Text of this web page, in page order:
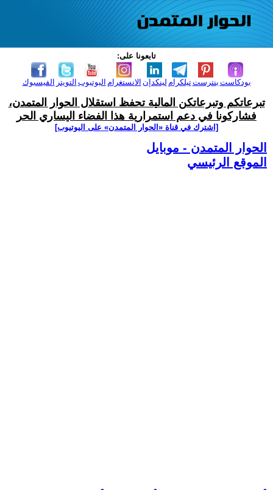
تابعونا على:
الفيسبوك التويتر اليوتيوب الانستغرام لينكدإن تيلكرامبنترست بودكاست
تبرعاتكم وتبرعاتكن المالية تحفظ استقلال الحوار المتمدن،
فشاركونا في دعم استمرارية هذا الفضاء اليساري الحر
[اشترك في قناة ‫«الحوار المتمدن» على اليوتيوب]
الحوار المتمدن - موبايل
الموقع الرئيسي